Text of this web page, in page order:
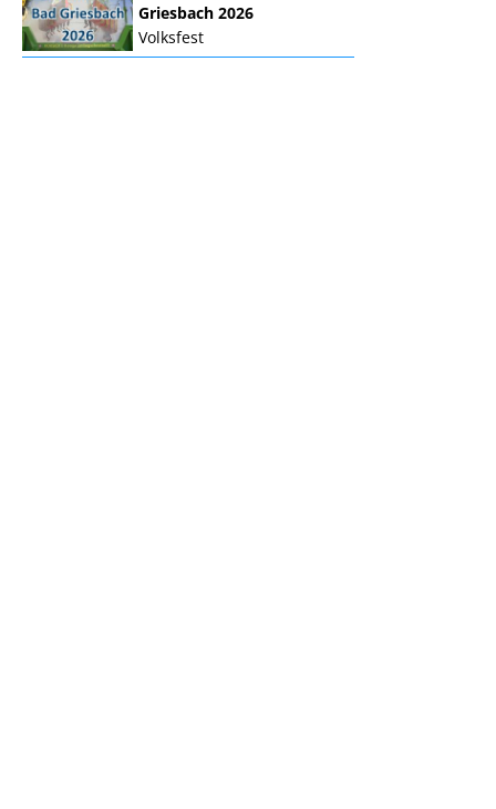
Griesbach 2026
Volksfest